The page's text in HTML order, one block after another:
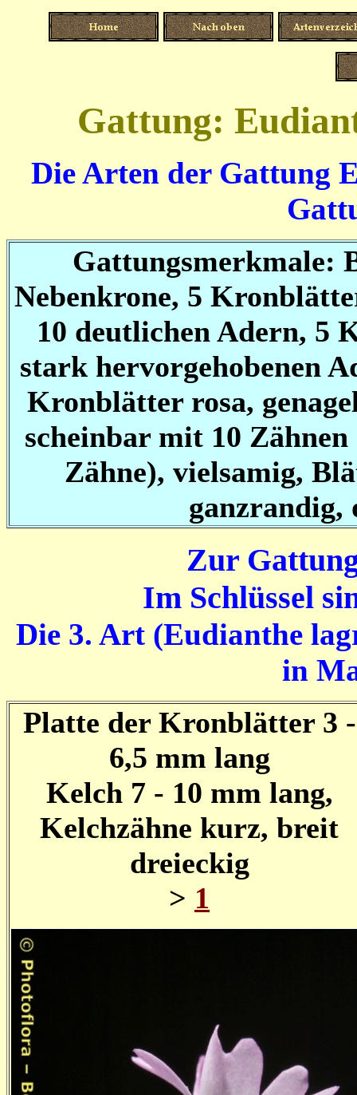
Gattung:
Die Arten der Gattung
Gattungsmerkmale:
Nebenkrone, 5
10 deutlichen Adern, 5
stark hervorgehobenen
Kronblätter rosa,
scheinbar mit 10
Zähne), vielsamig,
ganzrandig,
Zur
Im Schlüssel
Die 3. Art (Eudianthe
in
Platte der Kronblätter 3 -
6,5 mm lang
Kelch 7 - 10 mm lang,
Kelchzähne kurz, breit
dreieckig
> 1